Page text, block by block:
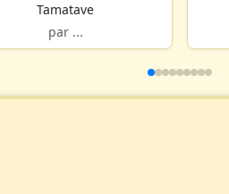
Tamatave
par ...